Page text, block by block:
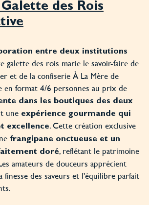
des Rois
entre deux institutions
galette des rois marie le savoir-faire de
et de la confiserie À La Mère de
en format 4/6 personnes au prix de
dans les boutiques des deux
une expérience gourmande qui
excellence. Cette création exclusive
frangipane onctueuse et un
doré, reflétant le patrimoine
amateurs de douceurs apprécient
finesse des saveurs et l'équilibre parfait